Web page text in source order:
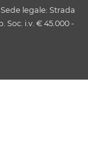
Sede legale: Strada
Soc. i.v. € 45.000 -